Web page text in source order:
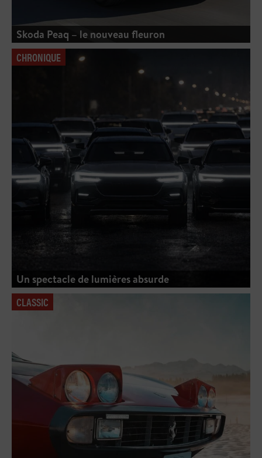
Skoda Peaq – le nouveau fleuron
CHRONIQUE
Un spectacle de lumières absurde
CLASSIC